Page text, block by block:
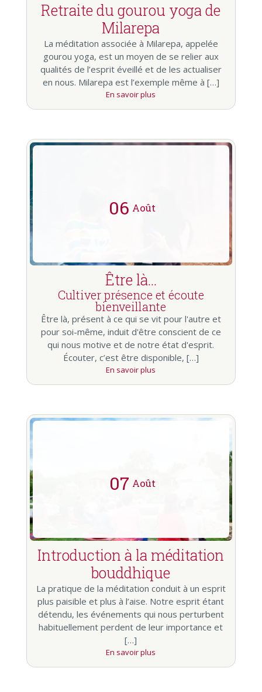
Retraite du gourou yoga de
Milarepa
La méditation associée à Milarepa, appelée
gourou yoga, est un moyen de se relier aux
qualités de l’esprit éveillé et de les actualiser
en nous. Milarepa est l’exemple même à […]
En savoir plus
06 Août
Être là…
Cultiver présence et écoute
bienveillante
Être là, présent à ce qui se vit pour l'autre et
pour soi-même, induit d'être conscient de ce
qui nous motive et de notre état d'esprit.
Écouter, c’est être disponible, […]
En savoir plus
07 Août
Introduction à la méditation
bouddhique
La pratique de la méditation conduit à un esprit
plus paisible et plus à l’aise. Notre esprit étant
détendu, les événements qui nous perturbent
habituellement perdent de leur importance et
[…]
En savoir plus